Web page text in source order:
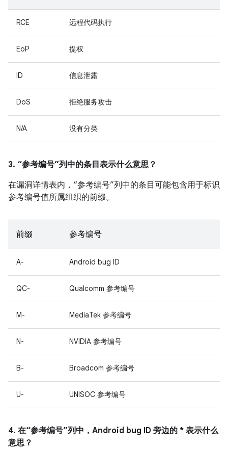
RCE 远程代码执行
EoP 提权
ID 信息泄露
DoS 拒绝服务攻击
N/A 没有分类
3. “参考编号”列中的条目表示什么意思？
在漏洞详情表内，“参考编号”列中的条目可能包含用于标识
参考编号值所属组织的前缀。
前缀 参考编号
A- Android bug ID
QC- Qualcomm 参考编号
M- MediaTek 参考编号
N- NVIDIA 参考编号
B- Broadcom 参考编号
U- UNISOC 参考编号
4. 在“参考编号”列中，Android bug ID 旁边的 * 表示什么
意思？